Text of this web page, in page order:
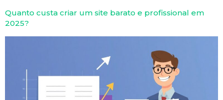
Quanto custa criar um site barato e profissional em
2025?